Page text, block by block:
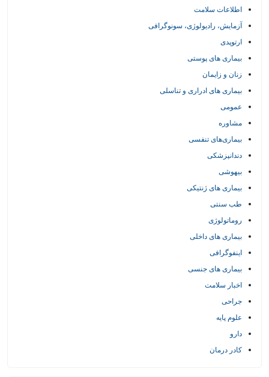
اطلاعات سلامت
آزمایش، رادیولوژی، سونوگرافی
ارتوپدی
بیماری های پوستی
زنان و زایمان
بیماری های ادراری و تناسلی
عمومی
مشاوره
بیماری‌های تنفسی
دندانپزشکی
بیهوشی
بیماری های ژنتیکی
طب سنتی
روماتولوژی
بیماری های داخلی
اینفوگرافی
بیماری های جنسی
اخبار سلامت
جراحی
علوم پایه
دارو
کادر درمان